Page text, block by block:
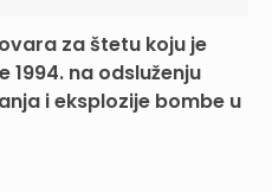
za štetu koju je
1994. na odsluženju
i eksplozije bombe u